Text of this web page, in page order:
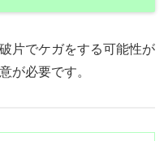
片でケガをする可能性が
が必要です。